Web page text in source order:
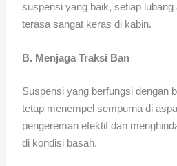
suspensi yang baik, setiap lubang
terasa sangat keras di kabin.
B. Menjaga Traksi Ban
Suspensi yang berfungsi dengan
tetap menempel sempurna di
pengereman efektif dan
di kondisi basah.